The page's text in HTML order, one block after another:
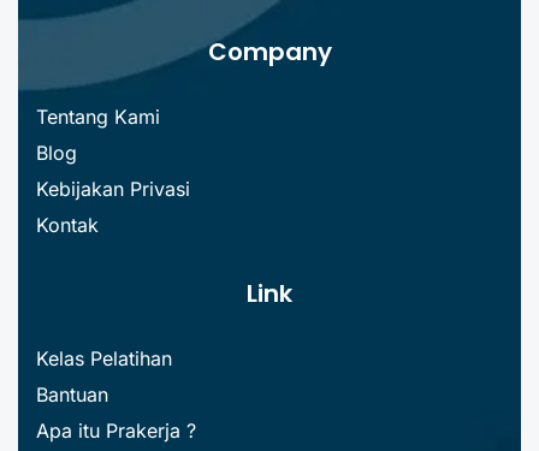
Company
Tentang Kami
Blog
Kebijakan Privasi
Kontak
Link
Kelas Pelatihan
Bantuan
Apa itu Prakerja ?